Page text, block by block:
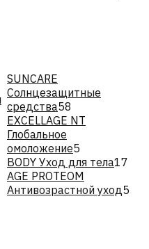
SUNCARE
Солнцезащитные
средства58
EXCELLAGE NT
Глобальное
омоложение5
BODY Уход для тела17
AGE PROTEOM
Антивозрастной уход5